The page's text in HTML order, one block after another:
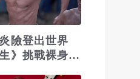
險登出世界
》挑戰裸身戲